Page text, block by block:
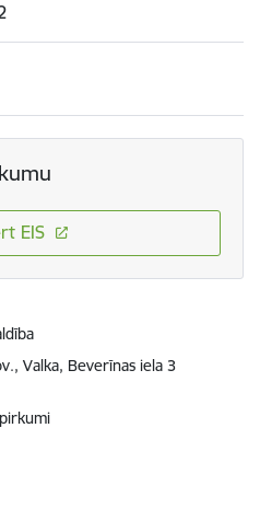
EIS
Valka, Beverīnas iela 3